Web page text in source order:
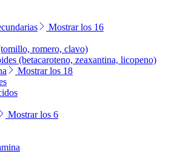
Mostrar los 16
romero, clavo)
(betacaroteno, zeaxantina, licopeno)
Mostrar los 18
Mostrar los 6